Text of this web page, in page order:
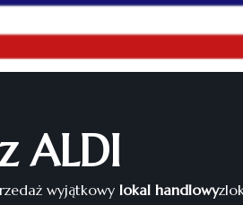
ALDI
wyjątkowy lokal handlowy